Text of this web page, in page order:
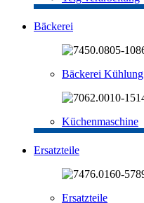
Bäckerei
Bäckerei Kühlung
Küchenmaschine
Ersatzteile
Ersatzteile